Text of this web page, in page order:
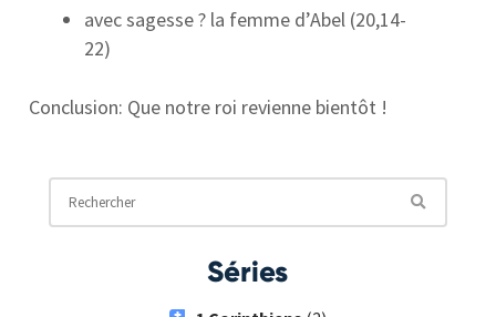
avec sagesse ? la femme d’Abel (20,14-
22)
Conclusion: Que notre roi revienne bientôt !
Séries